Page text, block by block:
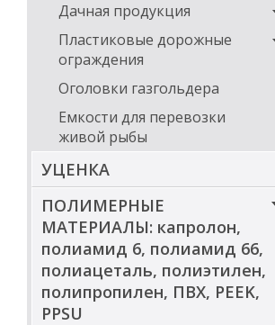
Дачная продукция
Пластиковые дорожные
ограждения
Оголовки газгольдера
Емкости для перевозки
живой рыбы
УЦЕНКА
ПОЛИМЕРНЫЕ
МАТЕРИАЛЫ: капролон,
полиамид 6, полиамид 66,
полиацеталь, полиэтилен,
полипропилен, ПВХ, PEEK,
PPSU